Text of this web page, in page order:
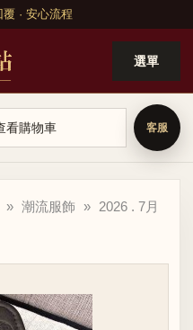
· 安心流程
選單
看購物車
» 潮流服飾 » 2026 . 7月